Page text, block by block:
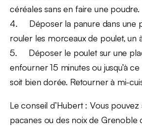
céréales sans en faire une poudre.
4. Déposer la panure dans une
rouler les morceaux de poulet, un
5. Déposer le poulet sur une
enfourner 15 minutes ou jusqu’à
soit bien dorée. Retourner à mi-
Le conseil d’Hubert : Vous pouvez
pacanes ou des noix de Grenoble